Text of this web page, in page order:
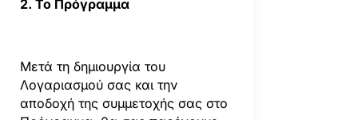
2. Το Πρόγραμμα
Μετά τη δημιουργία του
Λογαριασμού σας και την
αποδοχή της συμμετοχής σας στο